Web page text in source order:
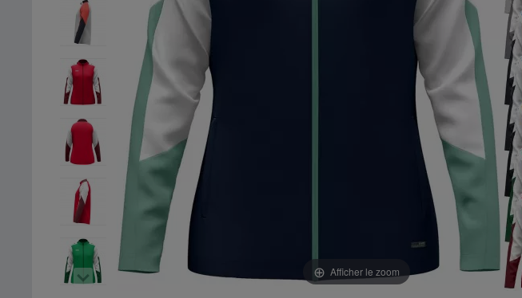
Afficher le zoom